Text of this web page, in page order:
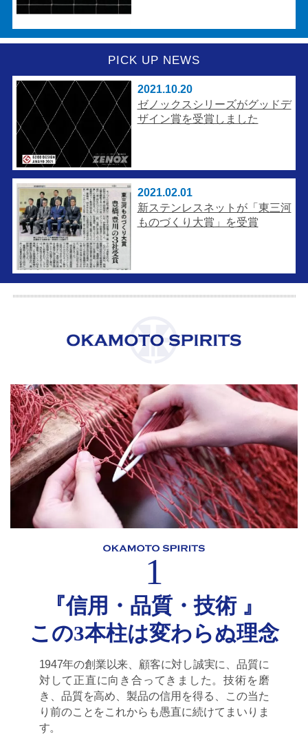
PICK UP NEWS
2021.10.20
ゼノックスシリーズがグッドデ
ザイン賞を受賞しました
2021.02.01
新ステンレスネットが「東三河
ものづくり大賞」を受賞
1
『信用・品質・技術 』
この3本柱は変わらぬ理念
1947年の創業以来、顧客に対し誠実に、品質に
対して正直に向き合ってきました。技術を磨
き、品質を高め、製品の信用を得る、この当た
り前のことをこれからも愚直に続けてまいりま
す。